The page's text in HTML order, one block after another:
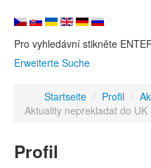
Pro vyhledávní stikněte
Erweiterte Suche
Startseite / Profil /
Aktuality neprekladat do UK
Profil